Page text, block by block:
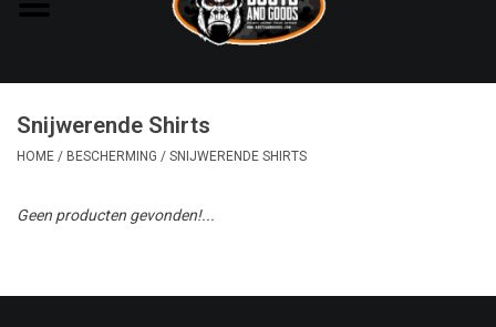
Bags & Packs
Bescherming
Kleding
Snijwerende Shirts
HOME / BESCHERMING / SNIJWERENDE SHIRTS
Geen producten gevonden!...